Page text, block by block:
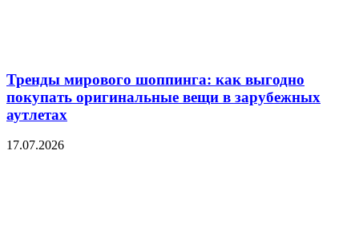
Тренды мирового шоппинга: как выгодно
покупать оригинальные вещи в зарубежных
аутлетах
17.07.2026